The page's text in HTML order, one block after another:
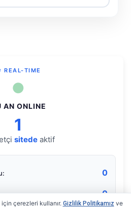
REAL-TIME
●
AN ONLINE
1
sitede aktif
0
0
çerezleri kullanır. Gizlilik Politikamız ve